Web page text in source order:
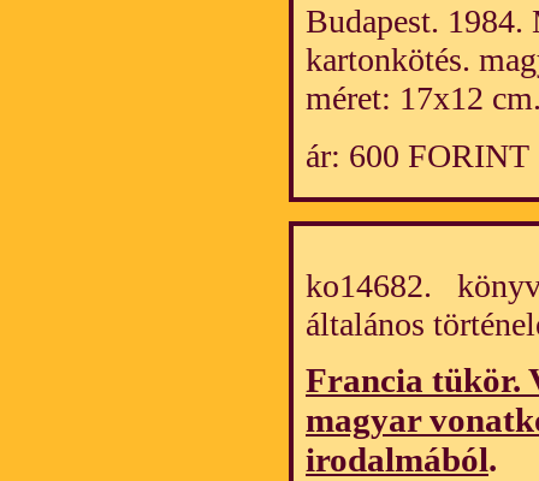
Budapest. 1984.
kartonkötés.
méret: 17x12
ár: 600 FORINT
ko14682.
általános
Francia tükör.
magyar
irodalmából.